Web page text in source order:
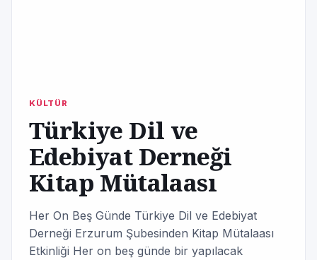
KÜLTÜR
Türkiye Dil ve
Edebiyat Derneği
Kitap Mütalaası
Her On Beş Günde Türkiye Dil ve Edebiyat
Derneği Erzurum Şubesinden Kitap Mütalaası
Etkinliği Her on beş günde bir yapılacak